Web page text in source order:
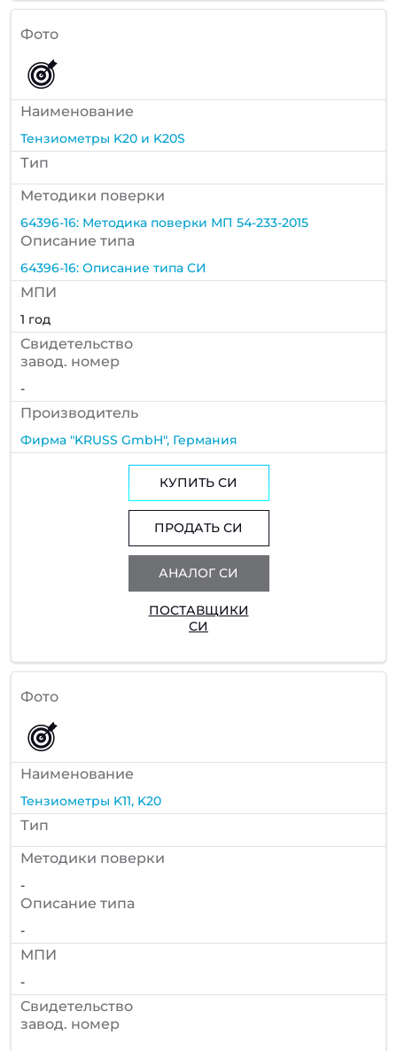
Фото
Наименование
Тензиометры K20 и K20S
Тип
Методики поверки
64396-16: Методика поверки МП 54-233-2015
Описание типа
64396-16: Описание типа СИ
МПИ
1 год
Cвидетельство
завод. номер
-
Производитель
Фирма "KRUSS GmbH", Германия
КУПИТЬ СИ
ПРОДАТЬ СИ
АНАЛОГ СИ
ПОСТАВЩИКИ
СИ
Фото
Наименование
Тензиометры K11, K20
Тип
Методики поверки
-
Описание типа
-
МПИ
-
Cвидетельство
завод. номер